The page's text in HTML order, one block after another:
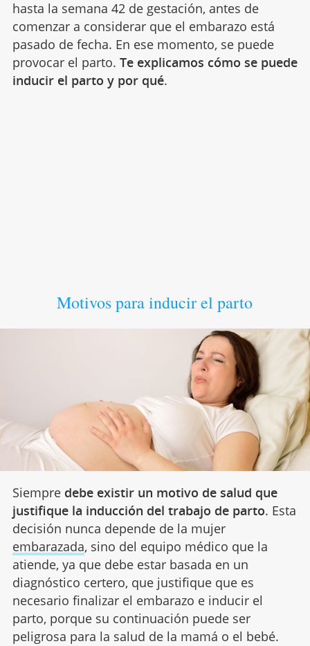
hasta la semana 42 de gestación, antes de
comenzar a considerar que el embarazo está
pasado de fecha. En ese momento, se puede
provocar el parto. Te explicamos cómo se puede
inducir el parto y por qué.
Motivos para inducir el parto
Siempredebe existir un motivo de salud que
justifique la inducción del trabajo de parto. Esta
decisión nunca depende de la mujer
embarazada, sino del equipo médico que la
atiende, ya que debe estar basada en un
diagnóstico certero, que justifique que es
necesario finalizar el embarazo e inducir el
parto, porque su continuación puede ser
peligrosa para la salud de la mamá o el bebé.